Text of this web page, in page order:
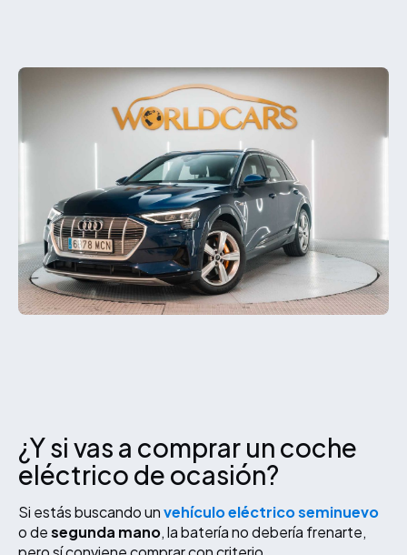
¿Y si vas a comprar un coche
eléctrico de ocasión?
Si estás buscando unvehículo eléctrico seminuevo
o desegunda mano, la batería no debería frenarte,